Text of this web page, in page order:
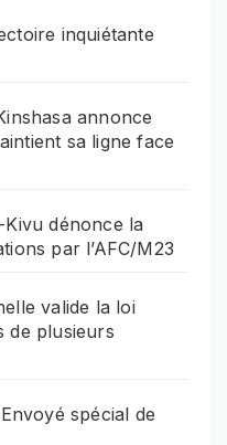
inquiétante
annonce
sa ligne face
Kivu dénonce la
par l’AFC/M23
valide la loi
de plusieurs
spécial de